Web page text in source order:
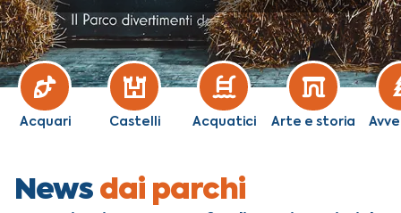
Acquari Castelli Acquatici Arte e storia
News dai parchi